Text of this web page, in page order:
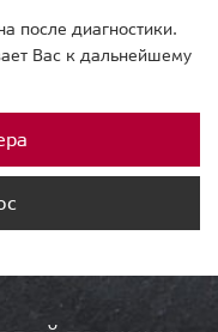
после диагностики.
Вас к дальнейшему